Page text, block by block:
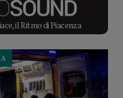
il Ritmo di Piacenza